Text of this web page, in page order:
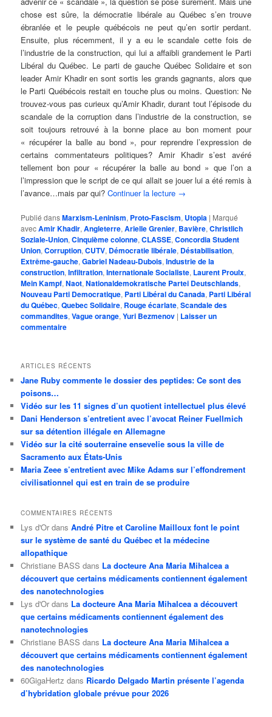
chose est sûre, la démocratie libérale au Québec s’en trouve
ébranlée et le peuple québécois ne peut qu’en sortir perdant.
Ensuite, plus récemment, il y a eu le scandale cette fois de
l’industrie de la construction, qui lui a affaibli grandement le Parti
Libéral du Québec. Le parti de gauche Québec Solidaire et son
leader Amir Khadir en sont sortis les grands gagnants, alors que
le Parti Québécois restait en touche plus ou moins. Question: Ne
trouvez-vous pas curieux qu’Amir Khadir, durant tout l’épisode du
scandale de la corruption dans l’industrie de la construction, se
soit toujours retrouvé à la bonne place au bon moment pour
« récupérer la balle au bond », pour reprendre l’expression de
certains commentateurs politiques? Amir Khadir s’est avéré
tellement bon pour « récupérer la balle au bond » que l’on a
l’impression que le script de ce qui allait se jouer lui a été remis à
l’avance…mais par qui?Continuer la lecture →
Publié dansMarxism-Leninism, Proto-Fascism, Utopia | Marqué
avecAmir Khadir,Angleterre,Arielle Grenier, Bavière,Christlich
Soziale-Union,Cinquième colonne,CLASSE,Concordia Student
Union,Corruption,CUTV, Démocratie libérale, Déstabilisation,
Extrême-gauche,Gabriel Nadeau-Dubois,Industrie de la
construction,Infiltration,Internationale Socialiste, Laurent Proulx,
Mein Kampf,Naot,Nationaldemokratische Partei Deutschlands,
Nouveau Parti Democratique, Parti Libéral du Canada, Parti Libéral
du Québec,Quebec Solidaire, Rouge écarlate,Scandale des
commandites,Vague orange,Yuri Bezmenov | Laisser un
commentaire
ARTICLES RÉCENTS
Jane Ruby commente le dossier des peptides: Ce sont des
poisons…
Vidéo sur les 11 signes d’un quotient intellectuel plus élevé
Dani Henderson s’entretient avec l’avocat Reiner Fuellmich
sur sa détention illégale en Allemagne
Vidéo sur la cité souterraine ensevelie sous la ville de
Sacramento aux États-Unis
Maria Zeee s’entretient avec Mike Adams sur l’effondrement
civilisationnel qui est en train de se produire
COMMENTAIRES RÉCENTS
Lys d'Or dansAndré Pitre et Caroline Mailloux font le point
sur le système de santé du Québec et la médecine
allopathique
Christiane BASS dans La docteure Ana Maria Mihalcea a
découvert que certains médicaments contiennent également
des nanotechnologies
Lys d'Or dans La docteure Ana Maria Mihalcea a découvert
que certains médicaments contiennent également des
nanotechnologies
Christiane BASS dans La docteure Ana Maria Mihalcea a
découvert que certains médicaments contiennent également
des nanotechnologies
60GigaHertz dans Ricardo Delgado Martin présente l’agenda
d’hybridation globale prévue pour 2026